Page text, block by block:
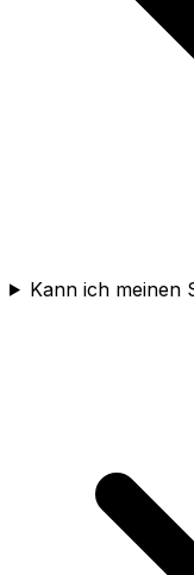
Kann ich meinen